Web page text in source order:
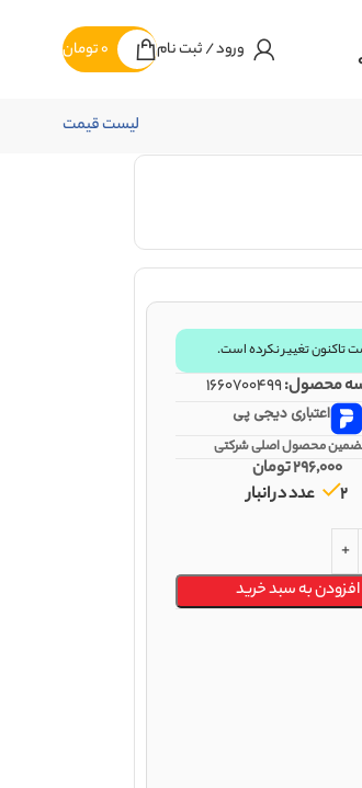
ورود / ثبت نام 0تومان
لیست قیمت
تاکنون تغییر نکرده است.
محصول:1660700499
اعتباری دیجی پی
محصول اصلی شرکتی
296,000تومان
2 عدد در انبار
افزودن به سبد خرید